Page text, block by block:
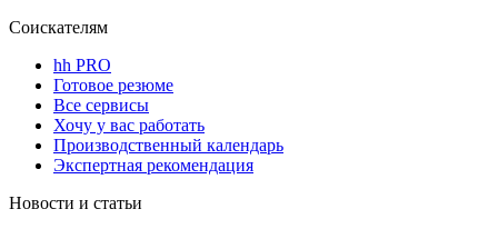
Соискателям
hh PRO
Готовое резюме
Все сервисы
Хочу у вас работать
Производственный календарь
Экспертная рекомендация
Новости и статьи